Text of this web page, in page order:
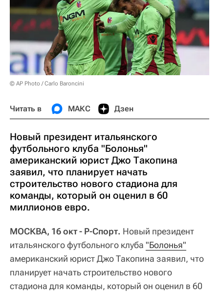
© AP Photo / Carlo Baroncini
Читать в МАКС Дзен
Новый президент итальянского
футбольного клуба "Болонья"
американский юрист Джо Такопина
заявил, что планирует начать
строительство нового стадиона для
команды, который он оценил в 60
миллионов евро.
МОСКВА, 16 окт - Р-Спорт. Новый президент
итальянского футбольного клуба "Болонья"
американский юрист Джо Такопина заявил, что
планирует начать строительство нового
стадиона для команды, который он оценил в 60